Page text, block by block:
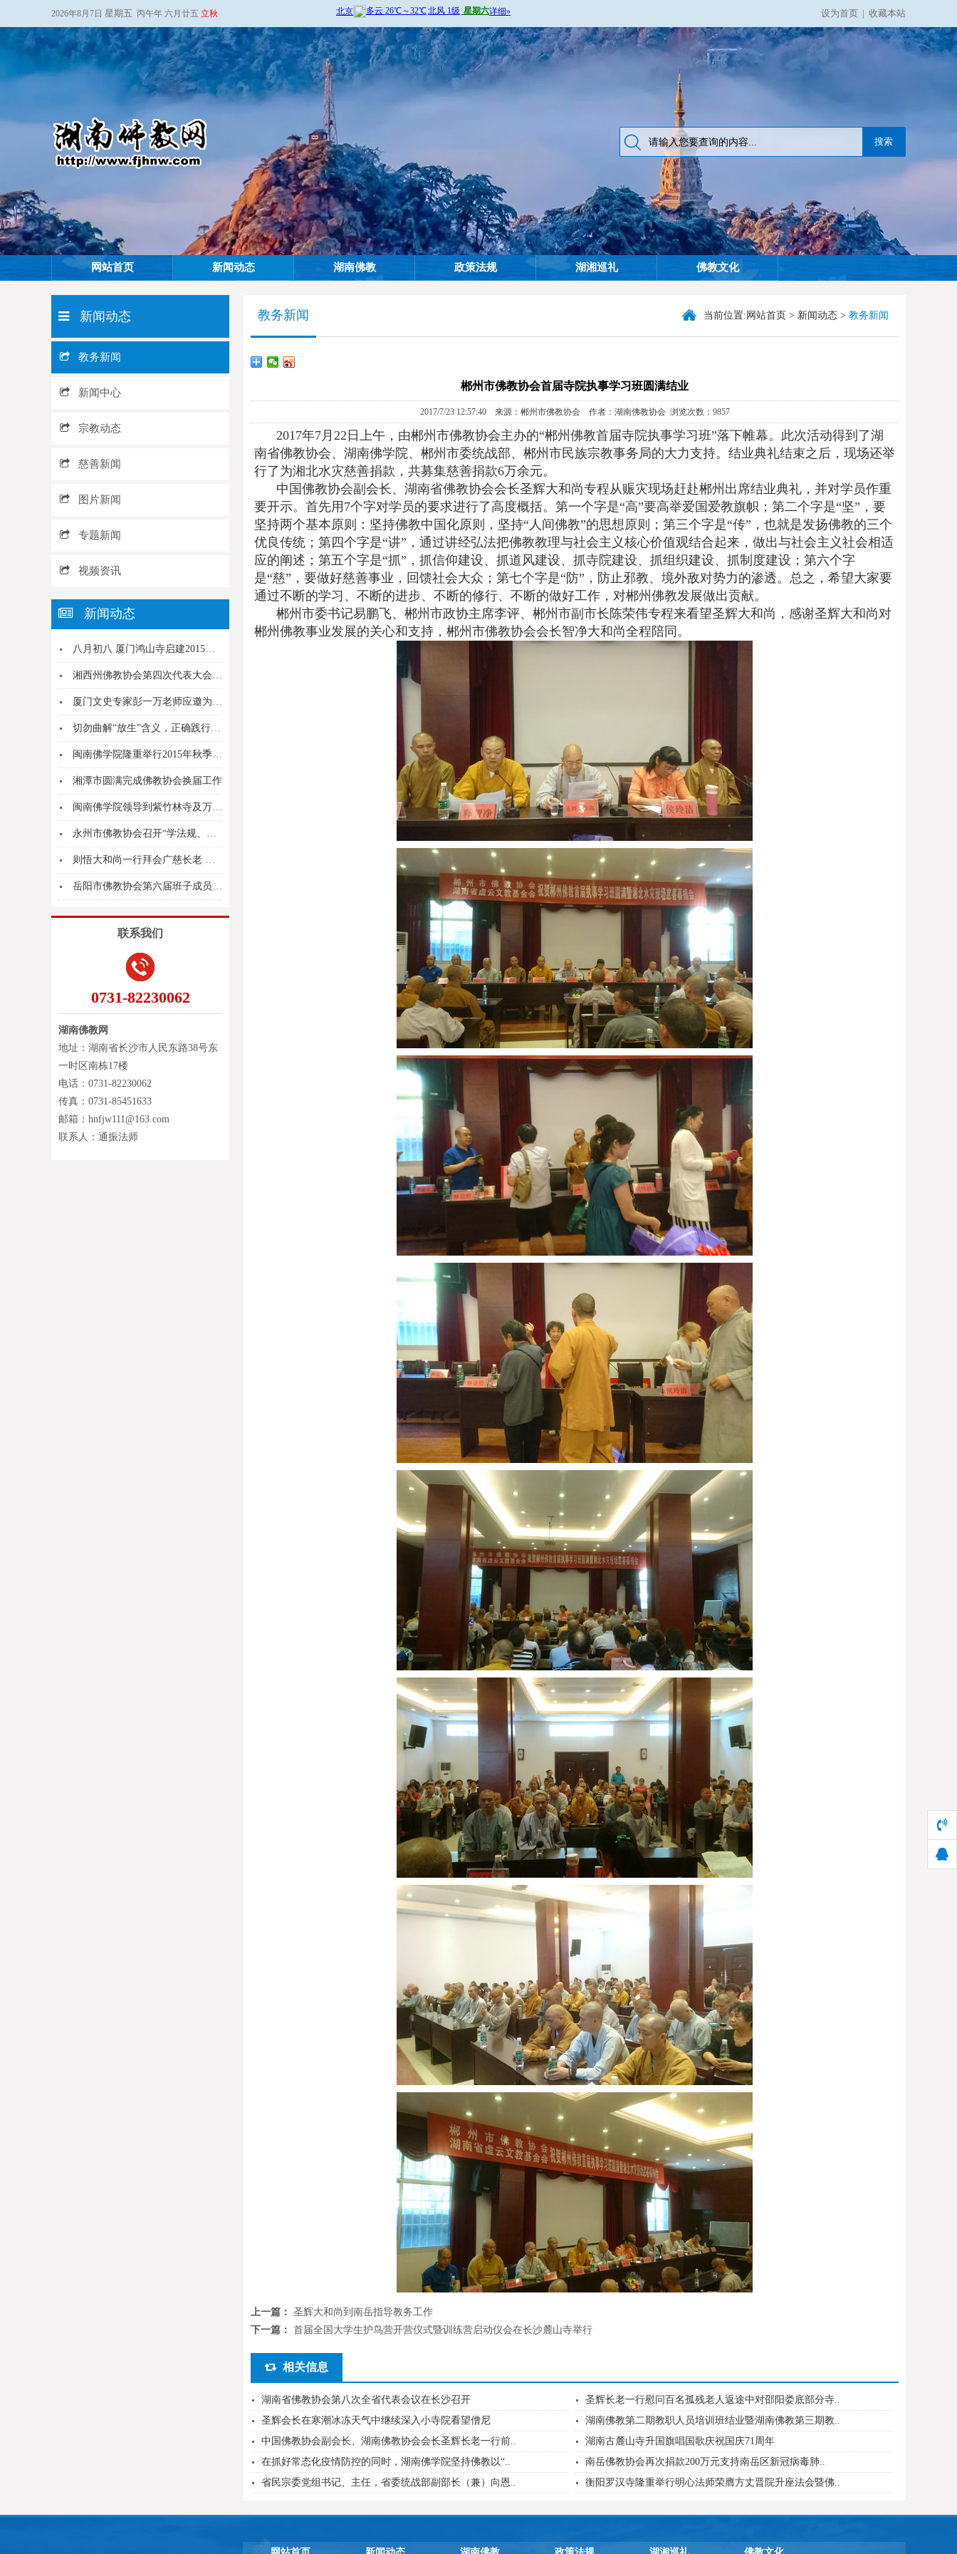
2026年8月7日 星期五 丙午年 六月廿五 立秋 设为首页 | 收藏本站
网站首页 新闻动态 湖南佛教 政策法规 湖湘巡礼 佛教文化
新闻动态
教务新闻
新闻中心
宗教动态
慈善新闻
图片新闻
专题新闻
视频资讯
新闻动态
八月初八 厦门鸿山寺启建2015年万佛普利胜会
湘西州佛教协会第四次代表大会在吉首召开
厦门文史专家彭一万老师应邀为闽院学僧作题为 《...
切勿曲解“放生”含义，正确践行慈悲精神
闽南佛学院隆重举行2015年秋季开学典礼
湘潭市圆满完成佛教协会换届工作
闽南佛学院领导到紫竹林寺及万石莲寺关心慰问考生
永州市佛教协会召开“学法规、守戒律、重修为、树...
则悟大和尚一行拜会广慈长老 交流活动圆满成功顺...
岳阳市佛教协会第六届班子成员扩大会议圆满召开
联系我们
0731-82230062
湖南佛教网
地址：湖南省长沙市人民东路38号东
一时区南栋17楼
电话：0731-82230062
传真：0731-85451633
邮箱：hnfjw111@163.com
联系人：通振法师
教务新闻 当前位置: 网站首页 > 新闻动态 > 教务新闻
郴州市佛教协会首届寺院执事学习班圆满结业
2017/7/23 12:57:40 来源：郴州市佛教协会 作者：湖南佛教协会 浏览次数：9857
2017年7月22日上午，由郴州市佛教协会主办的“郴州佛教首届寺院执事学习班”落下帷幕。此次活动得到了湖
南省佛教协会、湖南佛学院、郴州市委统战部、郴州市民族宗教事务局的大力支持。结业典礼结束之后，现场还举
行了为湘北水灾慈善捐款，共募集慈善捐款6万余元。
中国佛教协会副会长、湖南省佛教协会会长圣辉大和尚专程从赈灾现场赶赴郴州出席结业典礼，并对学员作重
要开示。首先用7个字对学员的要求进行了高度概括。第一个字是“高”要高举爱国爱教旗帜；第二个字是“坚”，要
坚持两个基本原则：坚持佛教中国化原则，坚持“人间佛教”的思想原则；第三个字是“传”，也就是发扬佛教的三个
优良传统；第四个字是“讲”，通过讲经弘法把佛教教理与社会主义核心价值观结合起来，做出与社会主义社会相适
应的阐述；第五个字是“抓”，抓信仰建设、抓道风建设、抓寺院建设、抓组织建设、抓制度建设；第六个字
是“慈”，要做好慈善事业，回馈社会大众；第七个字是“防”，防止邪教、境外敌对势力的渗透。总之，希望大家要
通过不断的学习、不断的进步、不断的修行、不断的做好工作，对郴州佛教发展做出贡献。
郴州市委书记易鹏飞、郴州市政协主席李评、郴州市副市长陈荣伟专程来看望圣辉大和尚，感谢圣辉大和尚对
郴州佛教事业发展的关心和支持，郴州市佛教协会会长智净大和尚全程陪同。
上一篇： 圣辉大和尚到南岳指导教务工作
下一篇： 首届全国大学生护鸟营开营仪式暨训练营启动仪会在长沙麓山寺举行
相关信息
湖南省佛教协会第八次全省代表会议在长沙召开
圣辉长老一行慰问百名孤残老人返途中对邵阳娄底部分寺..
圣辉会长在寒潮冰冻天气中继续深入小寺院看望僧尼
湖南佛教第二期教职人员培训班结业暨湖南佛教第三期教..
中国佛教协会副会长、湖南佛教协会会长圣辉长老一行前..
湖南古麓山寺升国旗唱国歌庆祝国庆71周年
在抓好常态化疫情防控的同时，湖南佛学院坚持佛教以“..
南岳佛教协会再次捐款200万元支持南岳区新冠病毒肺..
省民宗委党组书记、主任，省委统战部副部长（兼）向恩..
衡阳罗汉寺隆重举行明心法师荣膺方丈晋院升座法会暨佛..